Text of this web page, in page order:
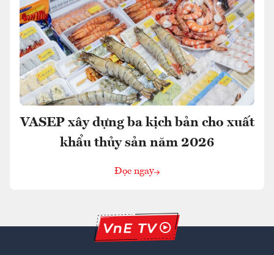
VASEP xây dựng ba kịch bản cho xuất
khẩu thủy sản năm 2026
Đọc ngay